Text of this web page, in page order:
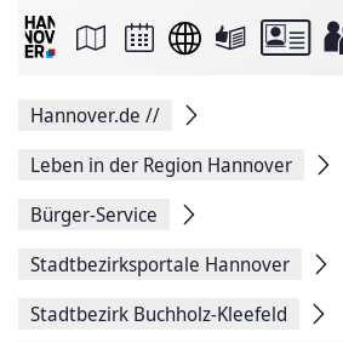
Seite
Facebook
teilen
Seitenlink
Seite
Hannover.de //
Leben in der Region Hannover
Bürger-Service
Stadtbezirksportale Hannover
Stadtbezirk Buchholz-Kleefeld